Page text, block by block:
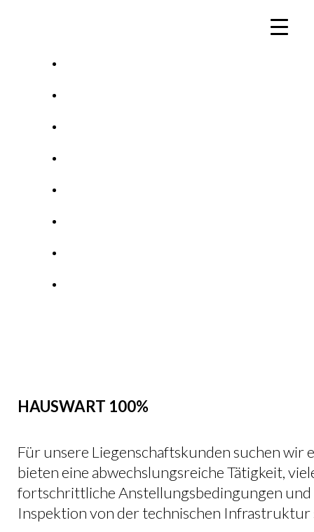
HAUSWART 100%
Für unsere Liegenschaftskunden suchen
bieten eine abwechslungsreiche Tätigkeit,
fortschrittliche Anstellungsbedingungen und
Inspektion von der technischen Infrastruktur